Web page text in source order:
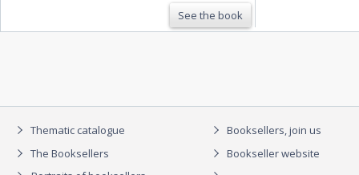
See the book
Thematic catalogue
The Booksellers
Booksellers, join us
Bookseller website